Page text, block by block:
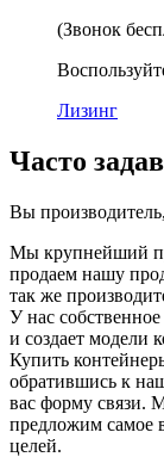
(Звонок
Лизинг
Часто
Вы
Мы крупнейший
продаем нашу
так же
У нас
и создает модели
Купить
обратившись к
вас форму связи.
предложим самое
целей.